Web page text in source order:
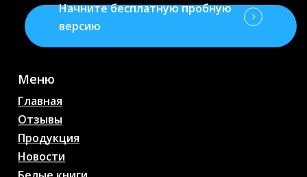
Начните бесплатную пробную
версию
Меню
Главная
Отзывы
Продукция
Новости